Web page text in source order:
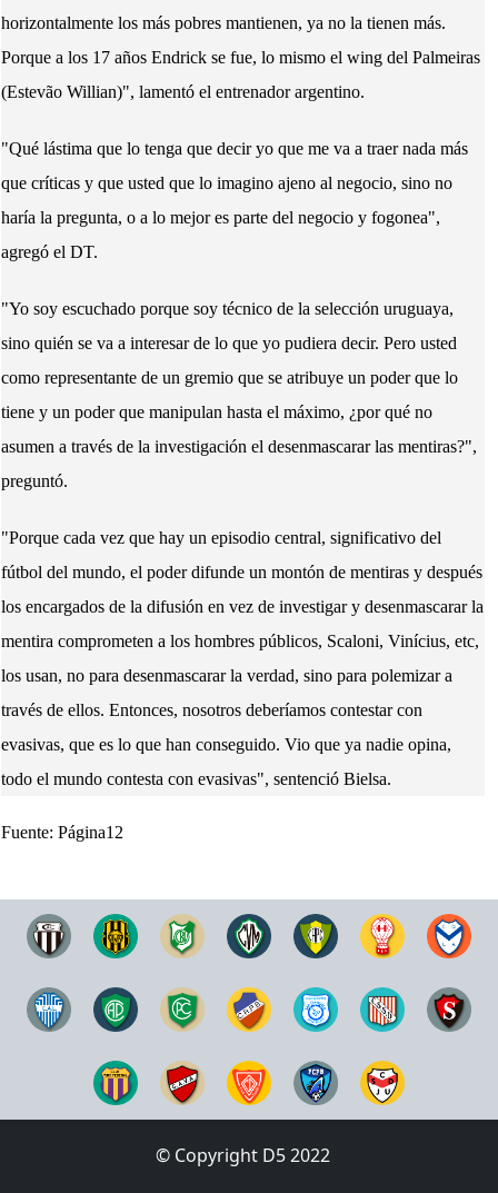
horizontalmente los más pobres mantienen, ya no la tienen más.
Porque a los 17 años Endrick se fue, lo mismo el wing del Palmeiras
(Estevão Willian)", lamentó el entrenador argentino.
"Qué lástima que lo tenga que decir yo que me va a traer nada más
que críticas y que usted que lo imagino ajeno al negocio, sino no
haría la pregunta, o a lo mejor es parte del negocio y fogonea",
agregó el DT.
"Yo soy escuchado porque soy técnico de la selección uruguaya,
sino quién se va a interesar de lo que yo pudiera decir. Pero usted
como representante de un gremio que se atribuye un poder que lo
tiene y un poder que manipulan hasta el máximo, ¿por qué no
asumen a través de la investigación el desenmascarar las mentiras?",
preguntó.
"Porque cada vez que hay un episodio central, significativo del
fútbol del mundo, el poder difunde un montón de mentiras y después
los encargados de la difusión en vez de investigar y desenmascarar la
mentira comprometen a los hombres públicos, Scaloni, Vinícius, etc,
los usan, no para desenmascarar la verdad, sino para polemizar a
través de ellos. Entonces, nosotros deberíamos contestar con
evasivas, que es lo que han conseguido. Vio que ya nadie opina,
todo el mundo contesta con evasivas", sentenció Bielsa.
Fuente: Página12
© Copyright D5 2022